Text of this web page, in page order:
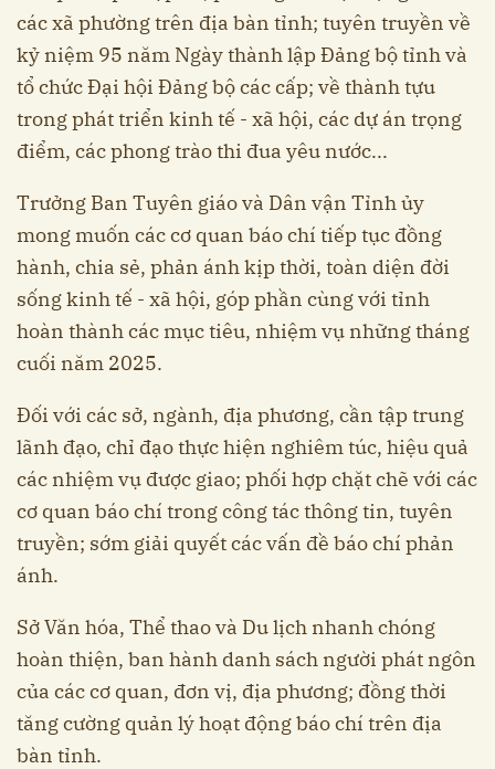
các xã phường trên địa bàn tỉnh; tuyên truyền về
kỷ niệm 95 năm Ngày thành lập Đảng bộ tỉnh và
tổ chức Đại hội Đảng bộ các cấp; về thành tựu
trong phát triển kinh tế - xã hội, các dự án trọng
điểm, các phong trào thi đua yêu nước...
Trưởng Ban Tuyên giáo và Dân vận Tỉnh ủy
mong muốn các cơ quan báo chí tiếp tục đồng
hành, chia sẻ, phản ánh kịp thời, toàn diện đời
sống kinh tế - xã hội, góp phần cùng với tỉnh
hoàn thành các mục tiêu, nhiệm vụ những tháng
cuối năm 2025.
Đối với các sở, ngành, địa phương, cần tập trung
lãnh đạo, chỉ đạo thực hiện nghiêm túc, hiệu quả
các nhiệm vụ được giao; phối hợp chặt chẽ với các
cơ quan báo chí trong công tác thông tin, tuyên
truyền; sớm giải quyết các vấn đề báo chí phản
ánh.
Sở Văn hóa, Thể thao và Du lịch nhanh chóng
hoàn thiện, ban hành danh sách người phát ngôn
của các cơ quan, đơn vị, địa phương; đồng thời
tăng cường quản lý hoạt động báo chí trên địa
bàn tỉnh.